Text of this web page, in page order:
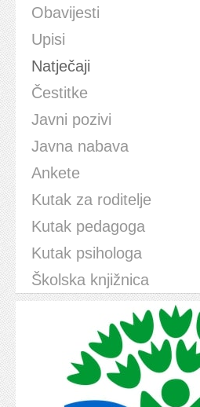
Obavijesti
Upisi
Natječaji
Čestitke
Javni pozivi
Javna nabava
Ankete
Kutak za roditelje
Kutak pedagoga
Kutak psihologa
Školska knjižnica